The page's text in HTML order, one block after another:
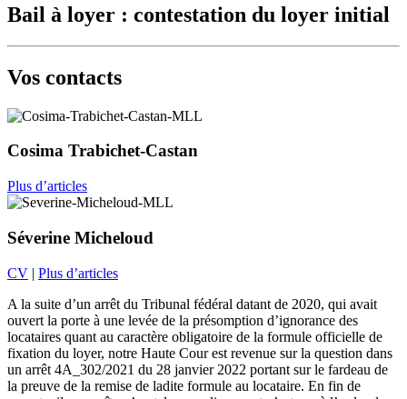
Bail à loyer : contestation du loyer initial
Vos contacts
Cosima Trabichet-Castan
Plus d’articles
Séverine Micheloud
CV | Plus d’articles
A la suite d’un arrêt du Tribunal fédéral datant de 2020, qui avait
ouvert la porte à une levée de la présomption d’ignorance des
locataires quant au caractère obligatoire de la formule officielle de
fixation du loyer, notre Haute Cour est revenue sur la question dans
un arrêt 4A_302/2021 du 28 janvier 2022 portant sur le fardeau de
la preuve de la remise de ladite formule au locataire. En fin de